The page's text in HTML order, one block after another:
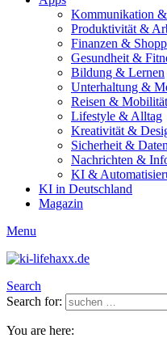
Kommunikation
Produktivität &
Finanzen &
Gesundheit &
Bildung & Lernen
Unterhaltung &
Reisen & Mobilität
Lifestyle & Alltag
Kreativität &
Sicherheit &
Nachrichten &
KI &
KI in Deutschland
Magazin
Menu
Search
Search for:
You are here: